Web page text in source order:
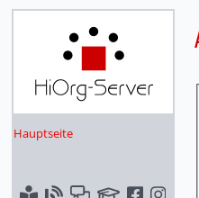
Hauptseite